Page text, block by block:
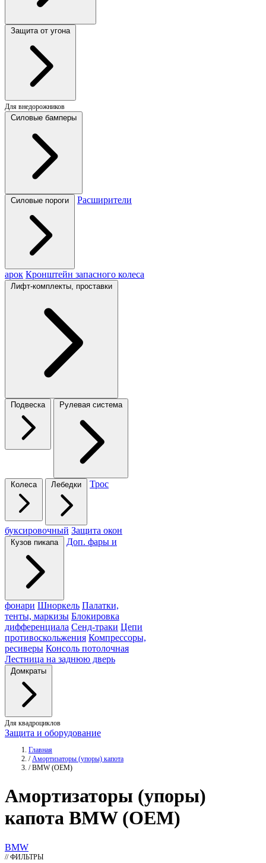
Защита от угона
Для внедорожников
Силовые бамперы
Силовые пороги Расширители
арок Кронштейн запасного колеса
Лифт-комплекты, проставки
Подвеска Рулевая система
Колеса Лебедки Трос
буксировочный Защита окон
Кузов пикапа Доп. фары и
фонари Шноркель Палатки,
тенты, маркизы Блокировка
дифференциала Сенд-траки Цепи
противоскольжения Компрессоры,
ресиверы Консоль потолочная
Лестница на заднюю дверь
Домкраты
Для квадроциклов
Защита и оборудование
Главная
/ Амортизаторы (упоры) капота
/ BMW (OEM)
Амортизаторы (упоры)
капота BMW (OEM)
BMW
// ФИЛЬТРЫ